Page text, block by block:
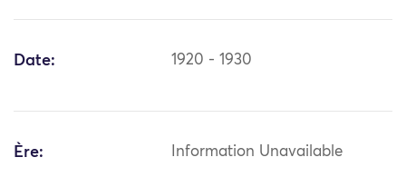
Date: 1920 - 1930
Ère: Information Unavailable